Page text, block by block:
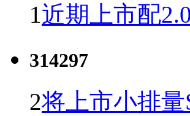
1近期上市配
314297
2将上市小排